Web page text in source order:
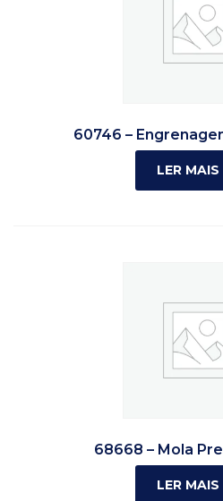
60746 –
LER MAIS
68668 – Mola
LER MAIS